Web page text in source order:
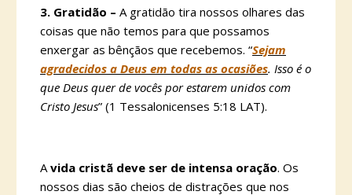
3. Gratidão – A gratidão tira nossos olhares das
coisas que não temos para que possamos
enxergar as bênçãos que recebemos. “Sejam
agradecidos a Deus em todas as ocasiões. Isso é o
que Deus quer de vocês por estarem unidos com
Cristo Jesus” (1 Tessalonicenses 5:18 LAT).
Avida cristã deve ser de intensa oração. Os
nossos dias são cheios de distrações que nos